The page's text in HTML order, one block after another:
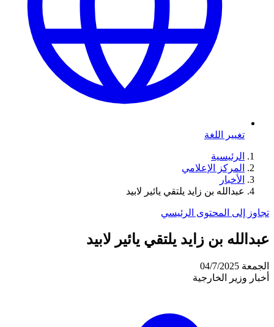
تغيير اللغة
الرئيسية
المركز الإعلامي
الأخبار
عبدالله بن زايد يلتقي يائير لابيد
تجاوز إلى المحتوى الرئيسي
عبدالله بن زايد يلتقي يائير لابيد
الجمعة 04/7/2025
أخبار وزير الخارجية